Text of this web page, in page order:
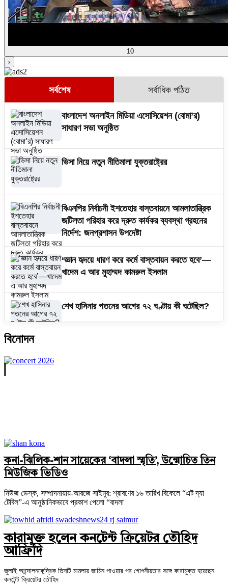
10
›
সর্বশেষ সর্বাধিক পঠিত
বাংলাদেশ অনলাইন মিডিয়া এসোসিয়েশন (বোমা’র)
সাধারণ সভা অনুষ্ঠিত
ভিসা নিয়ে নতুন নীতিমালা যুক্তরাষ্ট্রের
বিএনপির নির্বাচনী ইশতেহার বাস্তবায়নে আমলাতান্ত্রিক
জটিলতা পরিহার করে দ্রুত কার্যকর ব্যবস্থা গ্রহনের
নির্দেশ: জনপ্রশাসন উপদেষ্টা
‘জ্ঞান হৃদয়ে ধারণ করে কর্মে বাস্তবায়ন করতে হবে’—
খাদেম এ আর মুহাম্মদ কামরুল ইসলাম
শেখ হাসিনার পতনের আগের ৭২ ঘণ্টায় কী ঘটেছিল?
বিনোদন
কনা-ঝিলিক-শান সায়েকের ‘বাদলা স্মৃতি’, উন্মোচিত তিন
মিউজিক ভিডিও
নিউজ ডেস্ক, সম্পাদনায়ায়-আরজে সাইমুর: শ্রাবণের ১৬ তারিখ বিকেলে “এট দ্যা
টেবিল”-এ আনুষ্ঠানিকভাবে প্রকাশ পেলো “বাদলা
কারামুক্ত হলেন কনটেন্ট ক্রিয়েটর তৌহিদ
আফ্রিদি
জুলাই আন্দোলনকেন্দ্রিক তিনটি মামলায় জামিন পাওয়ার পর গোপনীয়তার সঙ্গে কারামুক্ত হয়েছেন
কনটেন্ট ক্রিয়েটর তৌহিদ